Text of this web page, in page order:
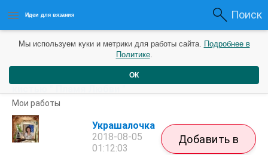
Идеи для вязания Поиск
Бусы - Сотуар из Жемчуга и Рубеллита с длинной
Мои работы
Украшалочка
2018-08-05
01:12:03
Добавить в
Мы используем куки и метрики для работы сайта. Подробнее в
Политике.
ОК